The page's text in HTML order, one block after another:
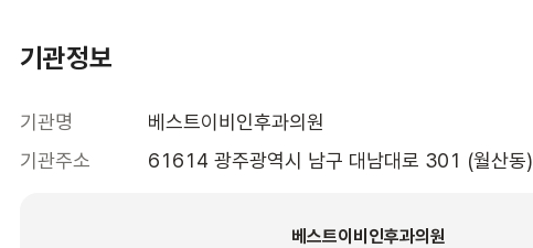
기관정보
기관명
베스트이비인후과의원
기관주소
61614 광주광역시 남구 대남대로 301 (월산동)
베스트이비인후과의원